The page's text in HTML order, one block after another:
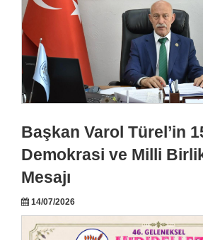
Başkan Varol Türel’in
Demokrasi ve Milli
Mesajı
14/07/2026